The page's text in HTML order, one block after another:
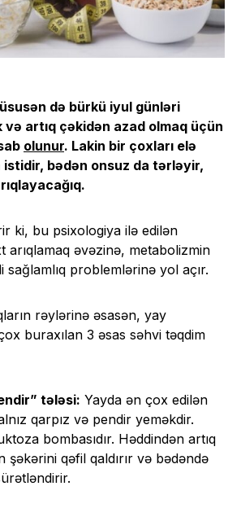
də bürkü iyul günləri
artıq çəkidən azad olmaq üçün
olunur. Lakin bir çoxları elə
istidir, bədən onsuz da tərləyir,
ki, bu psixologiya ilə edilən
arıqlamaq əvəzinə, metabolizmin
problemlərinə yol açır.
rəylərinə əsasən, yay
buraxılan 3 əsas səhvi təqdim
tələsi: Yayda ən çox edilən
qarpız və pendir yeməkdir.
bombasıdır. Həddindən artıq
şəkərini qəfil qaldırır və bədəndə